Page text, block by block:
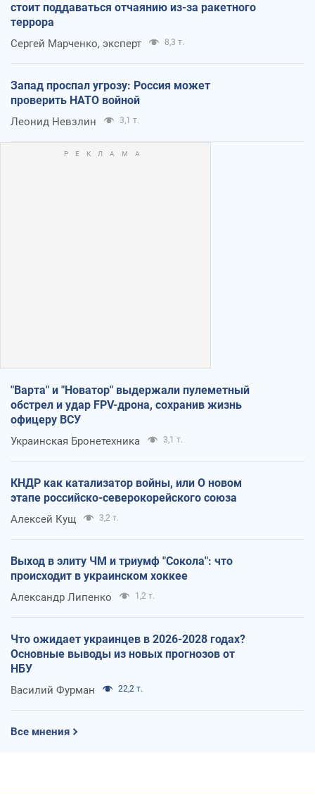
стоит поддаваться отчаянию из-за ракетного
террора
Сергей Марченко, эксперт 8,3 т.
Запад проспал угрозу: Россия может
проверить НАТО войной
Леонид Невзлин 3,1 т.
"Варта" и "Новатор" выдержали пулеметный
обстрел и удар FPV-дрона, сохранив жизнь
офицеру ВСУ
Украинская Бронетехника 3,1 т.
КНДР как катализатор войны, или О новом
этапе российско-северокорейского союза
Алексей Кущ 3,2 т.
Выход в элиту ЧМ и триумф "Сокола": что
происходит в украинском хоккее
Александр Липенко 1,2 т.
Что ожидает украинцев в 2026-2028 годах?
Основные выводы из новых прогнозов от
НБУ
Василий Фурман 22,2 т.
Все мнения